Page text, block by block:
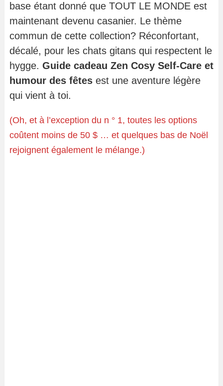
base étant donné que TOUT LE MONDE est
maintenant devenu casanier. Le thème
commun de cette collection? Réconfortant,
décalé, pour les chats gitans qui respectent le
hygge. Guide cadeau Zen Cosy Self-Care et
humour des fêtes est une aventure légère
qui vient à toi.
(Oh, et à l’exception du n ° 1, toutes les options
coûtent moins de 50 $ … et quelques bas de Noël
rejoignent également le mélange.)